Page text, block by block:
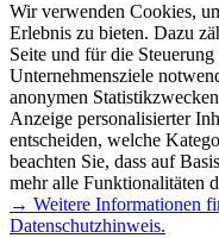
Wir verwenden Cookies,
Erlebnis zu bieten. Dazu
Seite und für die
Unternehmensziele
anonymen
Anzeige personalisierter
entscheiden, welche
beachten Sie, dass auf
mehr alle Funktionalitäten
→ Weitere Informationen
Datenschutzhinweis.